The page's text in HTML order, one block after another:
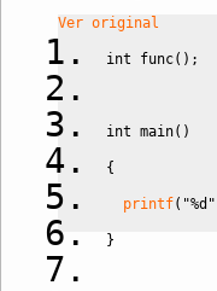
Ver original
int func( ) ;
int main( )
{
printf( "%d"
}